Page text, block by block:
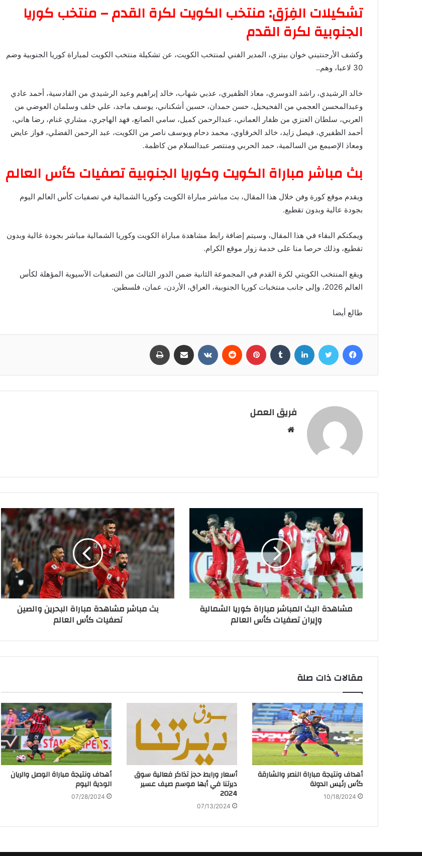
تشكيلات الفِرَق: منتخب الكويت لكرة القدم – منتخب كوريا
الجنوبية لكرة القدم
وكشف الأرجنتيني خوان بيتزي، المدير الفني لمنتخب الكويت، عن تشكيلة منتخب الكويت لمباراة كوريا الجنوبية وضم
30 لاعبا، وهم..
خالد الرشيدي، راشد الدوسري، معاذ الظفيري، عذبي شهاب، خالد إبراهيم وعيد الرشيدي من القادسية، أحمد عادي
وعبدالمحسن العجمي من الفحيحيل، حسن حمدان، حسين أشكناني، يوسف ماجد، علي خلف وسلمان العوضي من
العربي، سلطان العنزي من ظفار العماني، عبدالرحمن كميل، سامي الصانع، فهد الهاجري، مشاري غنام، رضا هاني،
أحمد الظفيري، فيصل زايد، خالد الخرقاوي، محمد دحام ويوسف ناصر من الكويت، عبد الرحمن الفضلي، فواز عايض
ومعاذ الإصيمع من السالمية، حمد الحربي ومنتصر عبدالسلام من كاظمة.
بث مباشر مباراة الكويت وكوريا الجنوبية تصفيات كأس العالم
ويقدم موقع كورة وفن خلال هذا المقال، بث مباشر مباراة الكويت وكوريا الشمالية في تصفيات كأس العالم اليوم
بجودة عالية وبدون تقطيع.
ويمكنكم البقاء في هذا المقال، وسيتم إضافة رابط مشاهدة مباراة الكويت وكوريا الشمالية مباشر بجودة غالية وبدون
تقطيع، وذلك حرصا منا على خدمة زوار موقع الكرام.
ويقع المنتخب الكويتي لكرة القدم في المجموعة الثانية ضمن الدور الثالث من التصفيات الآسيوية المؤهلة لكأس
العالم 2026، وإلى جانب منتخبات كوريا الجنوبية، العراق، الأردن، عمان، فلسطين.
طالع أيضا
فيسبوك تويتر لينكدإن بينتيريست مشاركة عبر البريد
فريق العمل
مشاهدة البث المباشر مباراة كوريا الشمالية
وإيران تصفيات كأس العالم
بث مباشر مشاهدة مباراة البحرين والصين
تصفيات كأس العالم
مقالات ذات صلة
أهداف ونتيجة مباراة النصر والشارقة
كأس رئيس الدولة
10/18/2024
أسعار ورابط حجز تذاكر فعالية سوق
ديرتنا في أبها موسم صيف عسير
2024
07/13/2024
أهداف ونتيجة مباراة الوصل والريان
الودية اليوم
07/28/2024